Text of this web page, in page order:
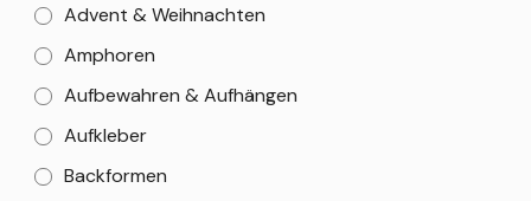
Advent & Weihnachten
Amphoren
Aufbewahren & Aufhängen
Aufkleber
Backformen